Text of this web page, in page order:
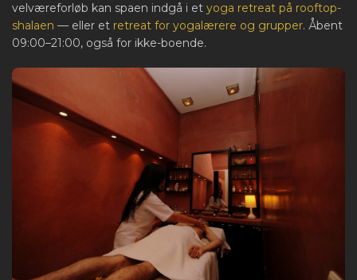
velværeforløb kan spaen indgå i et yoga retreat på rooftop-
shalaen — eller et retreat for yogalærere og grupper. Åbent
09:00–21:00, også for ikke-boende.